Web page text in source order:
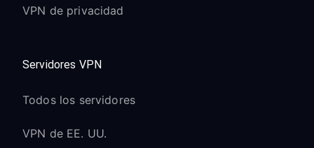
VPN de privacidad
Servidores VPN
Todos los servidores
VPN de EE. UU.